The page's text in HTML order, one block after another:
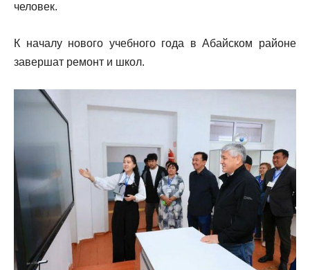
человек.
К началу нового учебного года в Абайском районе
завершат ремонт и школ.